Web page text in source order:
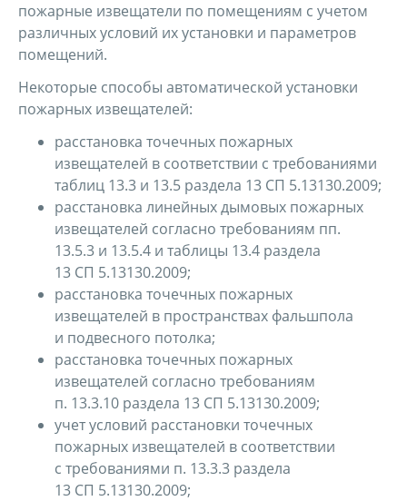
пожарные извещатели по помещениям с учетом
различных условий их установки и параметров
помещений.
Некоторые способы автоматической установки
пожарных извещателей:
расстановка точечных пожарных
извещателей в соответствии с требованиями
таблиц 13.3 и 13.5 раздела 13 СП 5.13130.2009;
расстановка линейных дымовых пожарных
извещателей согласно требованиям пп.
13.5.3 и 13.5.4 и таблицы 13.4 раздела
13 СП 5.13130.2009;
расстановка точечных пожарных
извещателей в пространствах фальшпола
и подвесного потолка;
расстановка точечных пожарных
извещателей согласно требованиям
п. 13.3.10 раздела 13 СП 5.13130.2009;
учет условий расстановки точечных
пожарных извещателей в соответствии
с требованиями п. 13.3.3 раздела
13 СП 5.13130.2009;